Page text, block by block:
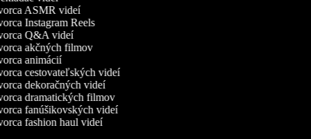
ASMR videí
Instagram Reels
Q&A videí
akčných filmov
animácií
cestovateľských videí
dekoračných videí
dramatických filmov
fanúšikovských videí
fashion haul videí